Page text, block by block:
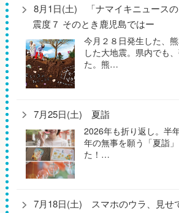
8月1日(土) 「ナマイキニュース
震度７ そのとき鹿児島ではー
今月２８日発生した、
した大地震。県内でも
た。熊…
7月25日(土) 夏詣
2026年も折り返し。半
年の無事を願う「夏詣
た！…
7月18日(土) スマホのウラ、見せ